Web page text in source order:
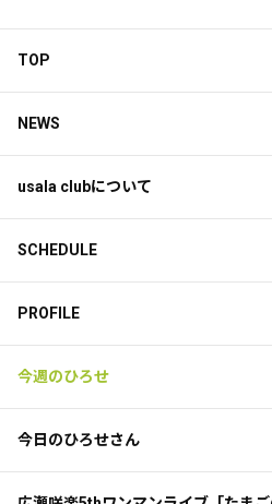
TOP
NEWS
usala clubについて
SCHEDULE
PROFILE
今週のひろせ
今日のひろせさん